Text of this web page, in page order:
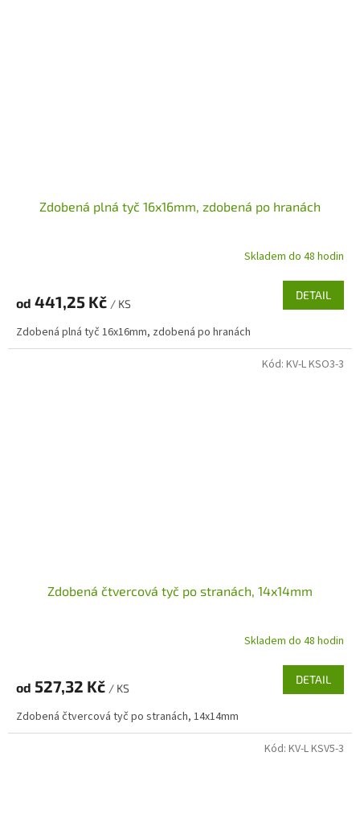
Zdobená plná tyč 16x16mm, zdobená po hranách
Skladem do 48 hodin
od 441,25 Kč / KS
DETAIL
Zdobená plná tyč 16x16mm, zdobená po hranách
Zdobená čtvercová tyč po stranách, 14x14mm
Skladem do 48 hodin
od 527,32 Kč / KS
DETAIL
Zdobená čtvercová tyč po stranách, 14x14mm
Kód: KV-L KSO3-3
Kód: KV-L KSV5-3